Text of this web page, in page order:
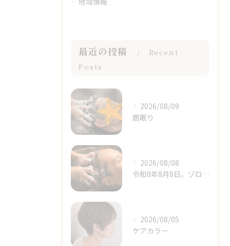
最近の投稿
Recent
Posts
2026/08/09
居眠り
2026/08/08
令和8年8月8日。ゾロ目の日と立秋、季節の変わり目に思うこと
2026/08/05
ケアカラー